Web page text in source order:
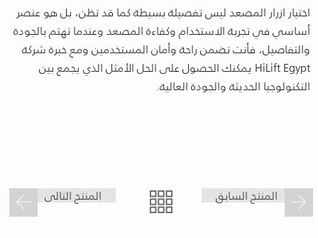
اختيار ازرار المصعد ليس تفصيلة بسيطة كما قد تظن، بل هو عنصر
أساسي في تجربة الاستخدام وكفاءة المصعد وعندما تهتم بالجودة
والتفاصيل، فأنت تضمن راحة وأمان المستخدمين ومع خبرة شركة
HiLift Egypt يمكنك الحصول على الحل الأمثل الذي يجمع بين
التكنولوجيا الحديثة والجودة العالية.
المنتج السابق المنتج التالى